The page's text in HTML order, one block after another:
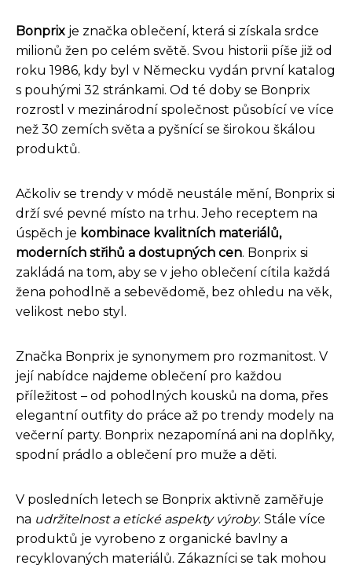
Bonprix je značka oblečení, která si získala srdce
milionů žen po celém světě. Svou historii píše již od
roku 1986, kdy byl v Německu vydán první katalog
s pouhými 32 stránkami. Od té doby se Bonprix
rozrostl v mezinárodní společnost působící ve více
než 30 zemích světa a pyšnící se širokou škálou
produktů.
Ačkoliv se trendy v módě neustále mění, Bonprix si
drží své pevné místo na trhu. Jeho receptem na
úspěch je kombinace kvalitních materiálů,
moderních střihů a dostupných cen. Bonprix si
zakládá na tom, aby se v jeho oblečení cítila každá
žena pohodlně a sebevědomě, bez ohledu na věk,
velikost nebo styl.
Značka Bonprix je synonymem pro rozmanitost. V
její nabídce najdeme oblečení pro každou
příležitost – od pohodlných kousků na doma, přes
elegantní outfity do práce až po trendy modely na
večerní party. Bonprix nezapomíná ani na doplňky,
spodní prádlo a oblečení pro muže a děti.
V posledních letech se Bonprix aktivně zaměřuje
na udržitelnost a etické aspekty výroby. Stále více
produktů je vyrobeno z organické bavlny a
recyklovaných materiálů. Zákazníci se tak mohou